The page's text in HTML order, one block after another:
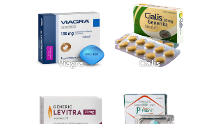
Viagra Cialis